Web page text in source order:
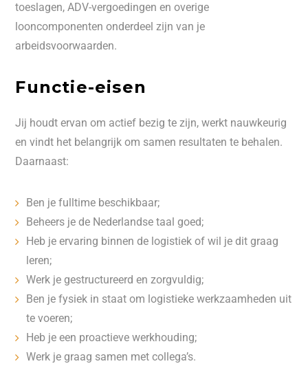
toeslagen, ADV-vergoedingen en overige
looncomponenten onderdeel zijn van je
arbeidsvoorwaarden.
Functie-eisen
Jij houdt ervan om actief bezig te zijn, werkt nauwkeurig
en vindt het belangrijk om samen resultaten te behalen.
Daarnaast:
Ben je fulltime beschikbaar;
Beheers je de Nederlandse taal goed;
Heb je ervaring binnen de logistiek of wil je dit graag
leren;
Werk je gestructureerd en zorgvuldig;
Ben je fysiek in staat om logistieke werkzaamheden uit
te voeren;
Heb je een proactieve werkhouding;
Werk je graag samen met collega’s.